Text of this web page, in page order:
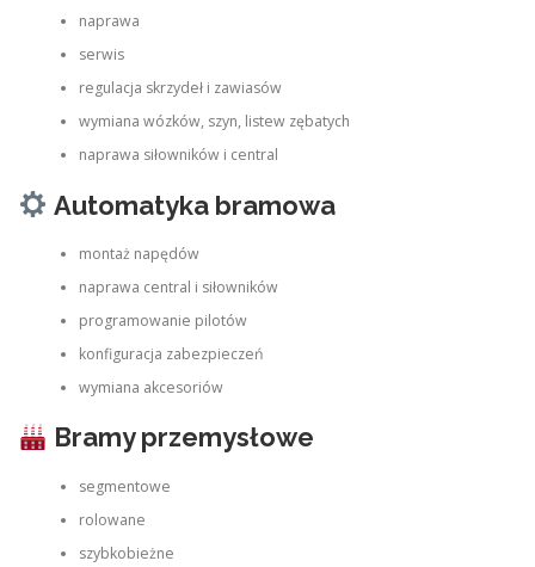
naprawa
serwis
regulacja skrzydeł i zawiasów
wymiana wózków, szyn, listew zębatych
naprawa siłowników i central
Automatyka bramowa
montaż napędów
naprawa central i siłowników
programowanie pilotów
konfiguracja zabezpieczeń
wymiana akcesoriów
Bramy przemysłowe
segmentowe
rolowane
szybkobieżne